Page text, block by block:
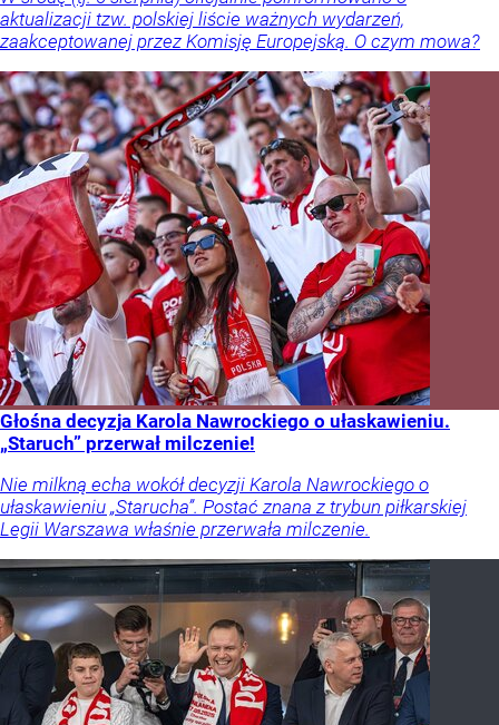
aktualizacji tzw. polskiej liście ważnych wydarzeń,
zaakceptowanej przez Komisję Europejską. O czym mowa?
Głośna decyzja Karola Nawrockiego o ułaskawieniu.
„Staruch” przerwał milczenie!
Nie milkną echa wokół decyzji Karola Nawrockiego o
ułaskawieniu „Starucha”. Postać znana z trybun piłkarskiej
Legii Warszawa właśnie przerwała milczenie.